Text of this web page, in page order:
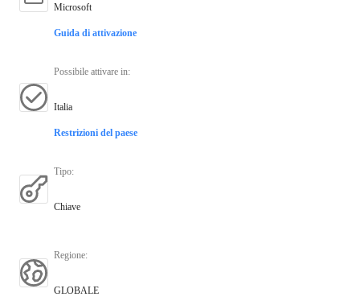
Microsoft
Guida di attivazione
Possibile attivare in:
Italia
Restrizioni del paese
Tipo:
Chiave
Regione:
GLOBALE